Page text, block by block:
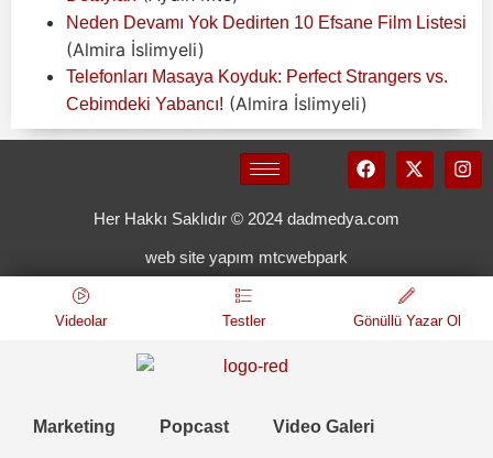
Neden Devamı Yok Dedirten 10 Efsane Film Listesi
(Almira İslimyeli)
Telefonları Masaya Koyduk: Perfect Strangers vs.
Cebimdeki Yabancı! (Almira İslimyeli)
Her Hakkı Saklıdır © 2024 dadmedya.com
web site yapım mtcwebpark
Videolar Testler Gönüllü Yazar Ol
Marketing Popcast Video Galeri